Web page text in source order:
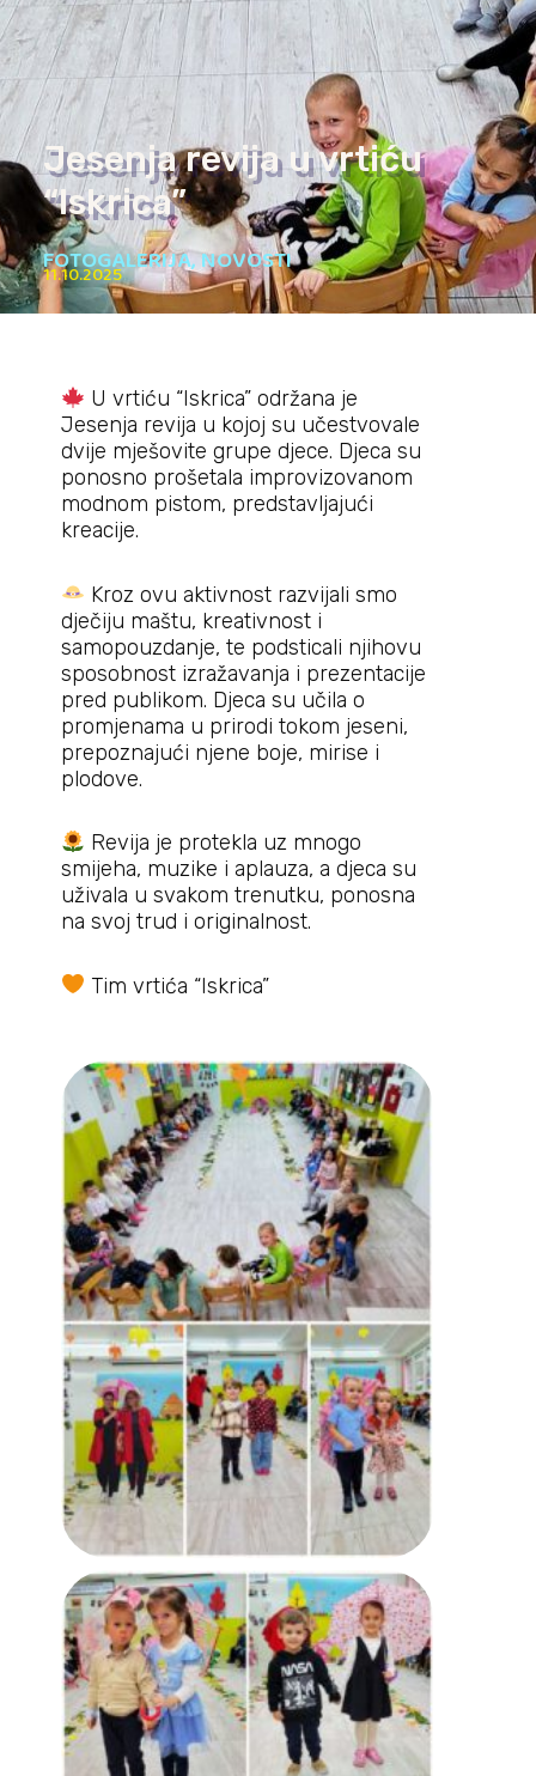
Jesenja revija u vrtiću
“Iskrica”
FOTOGALERIJA,NOVOSTI
11.10.2025
U vrtiću “Iskrica” održana je
Jesenja revija u kojoj su učestvovale
dvije mješovite grupe djece. Djeca su
ponosno prošetala improvizovanom
modnom pistom, predstavljajući
kreacije.
Kroz ovu aktivnost razvijali smo
dječiju maštu, kreativnost i
samopouzdanje, te podsticali njihovu
sposobnost izražavanja i prezentacije
pred publikom. Djeca su učila o
promjenama u prirodi tokom jeseni,
prepoznajući njene boje, mirise i
plodove.
Revija je protekla uz mnogo
smijeha, muzike i aplauza, a djeca su
uživala u svakom trenutku, ponosna
na svoj trud i originalnost.
Tim vrtića “Iskrica”